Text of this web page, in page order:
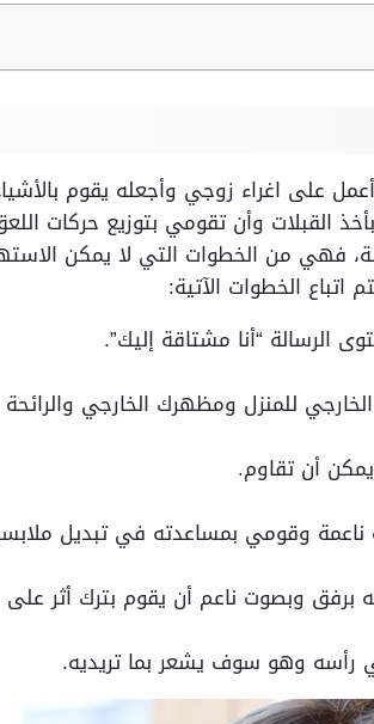
على اغراء زوجي وأجعله يقوم
القبلات وأن تقومي بتوزيع حركات
فهي من الخطوات التي لا يمكن
الخطوات الآتية:
الرسالة “أنا مشتاقة إليك”.
للمنزل ومظهرك الخارجي والرائحة
أن تقاوم.
ناعمة وقومي بمساعدته في تبديل
وبصوت ناعم أن يقوم بترك أثر على
رأسه وهو سوف يشعر بما تريديه.